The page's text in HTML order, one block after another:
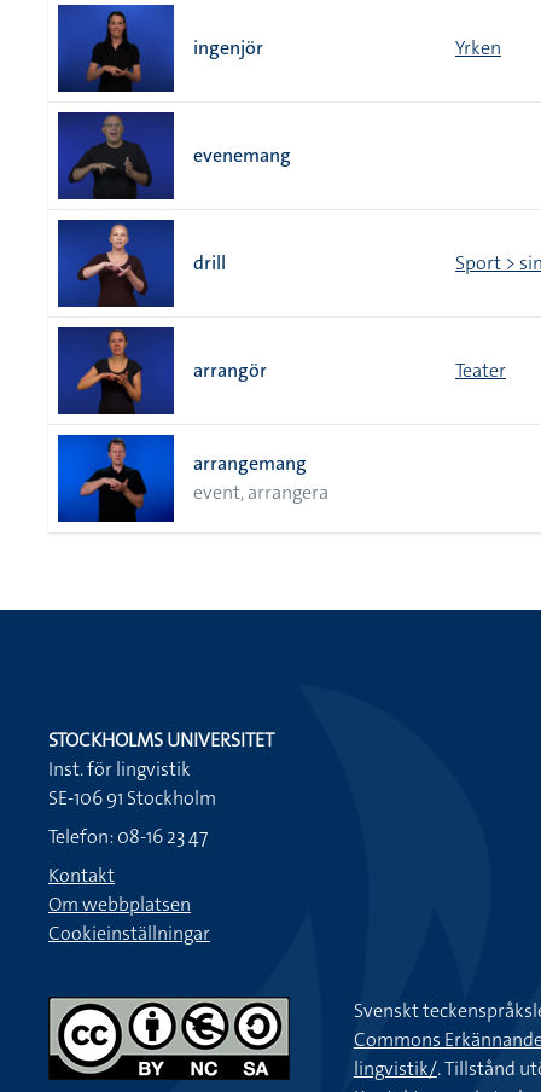
ingenjör Yrken
evenemang
drill Sport >
arrangör Teater
arrangemang
event, arrangera
STOCKHOLMS UNIVERSITET
Inst. för lingvistik
SE-106 91 Stockholm
Telefon: 08-16 23 47
Kontakt
Om webbplatsen
Cookieinställningar
Svenskt
Commons
lingvistik/. Tillstånd